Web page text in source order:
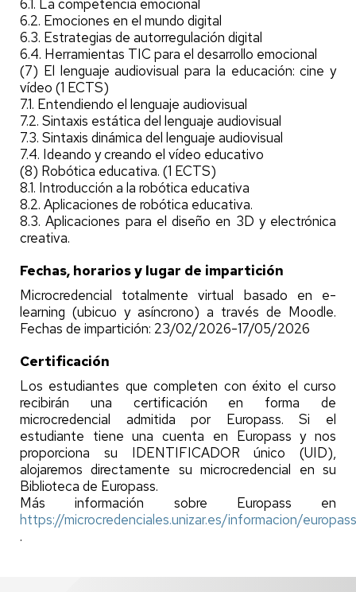
6.1. La competencia emocional
6.2. Emociones en el mundo digital
6.3. Estrategias de autorregulación digital
6.4. Herramientas TIC para el desarrollo emocional
(7) El lenguaje audiovisual para la educación: cine y
vídeo (1 ECTS)
7.1. Entendiendo el lenguaje audiovisual
7.2. Sintaxis estática del lenguaje audiovisual
7.3. Sintaxis dinámica del lenguaje audiovisual
7.4. Ideando y creando el vídeo educativo
(8) Robótica educativa. (1 ECTS)
8.1. Introducción a la robótica educativa
8.2. Aplicaciones de robótica educativa.
8.3. Aplicaciones para el diseño en 3D y electrónica
creativa.
Fechas, horarios y lugar de impartición
Microcredencial totalmente virtual basado en e-
learning (ubicuo y asíncrono) a través de Moodle.
Fechas de impartición: 23/02/2026-17/05/2026
Certificación
Los estudiantes que completen con éxito el curso
recibirán una certificación en forma de
microcredencial admitida por Europass. Si el
estudiante tiene una cuenta en Europass y nos
proporciona su IDENTIFICADOR único (UID),
alojaremos directamente su microcredencial en su
Biblioteca de Europass.
Más información sobre Europass en
https://microcredenciales.unizar.es/informacion/europass
.